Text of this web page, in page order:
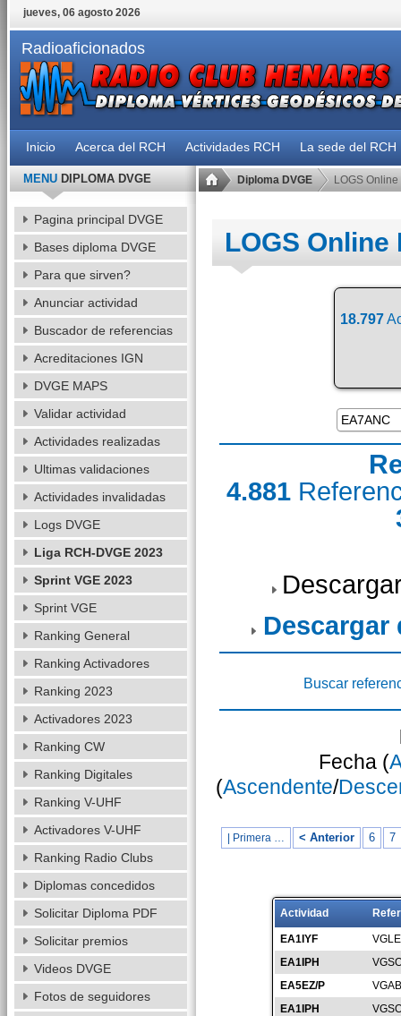
jueves, 06 agosto 2026
Radioaficionados
Inicio Acerca del RCH Actividades RCH La sede del RCH
Diploma DVGE LOGS Online
LOGS Online
18.797
4.881
Descargar
Buscar
Fecha (
(Ascendente/
| Primera … < Anterior 6 7
Actividad
EA1IYF
EA1IPH
EA5EZ/P
EA1IPH
MENUDIPLOMA DVGE
Pagina principal DVGE
Bases diploma DVGE
Para que sirven?
Anunciar actividad
Buscador de referencias
Acreditaciones IGN
DVGE MAPS
Validar actividad
Actividades realizadas
Ultimas validaciones
Actividades invalidadas
Logs DVGE
Liga RCH-DVGE 2023
Sprint VGE 2023
Sprint VGE
Ranking General
Ranking Activadores
Ranking 2023
Activadores 2023
Ranking CW
Ranking Digitales
Ranking V-UHF
Activadores V-UHF
Ranking Radio Clubs
Diplomas concedidos
Solicitar Diploma PDF
Solicitar premios
Videos DVGE
Fotos de seguidores